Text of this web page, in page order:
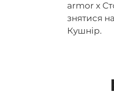
armor x
знятися
Кушнір.